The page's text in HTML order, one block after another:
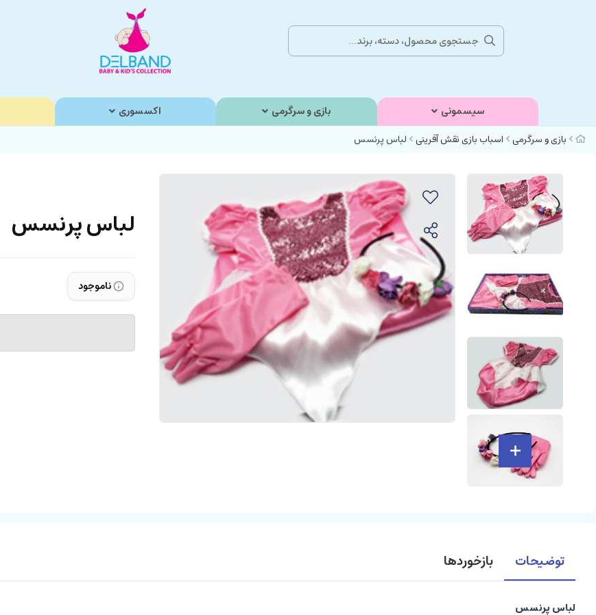
سیسمونی بازی و سرگرمی اکسسوری
بازی و سرگرمی اسباب بازی نقش آفرینی لباس پرنسس
لباس پرنسس
ناموجود
توضیحات بازخوردها
لباس پرنسس